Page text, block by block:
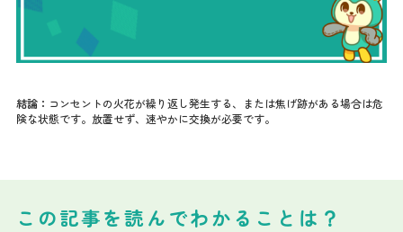
結論： コンセントの火花が繰り返し発生する、または焦げ跡がある場合は危
険な状態です。放置せず、速やかに交換が必要です。
この記事を読んでわかることは？